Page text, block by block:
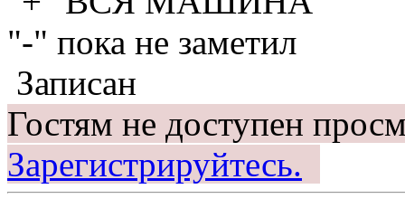
"-" пока не заметил
Записан
Гостям не доступен
Зарегистрируйтесь.